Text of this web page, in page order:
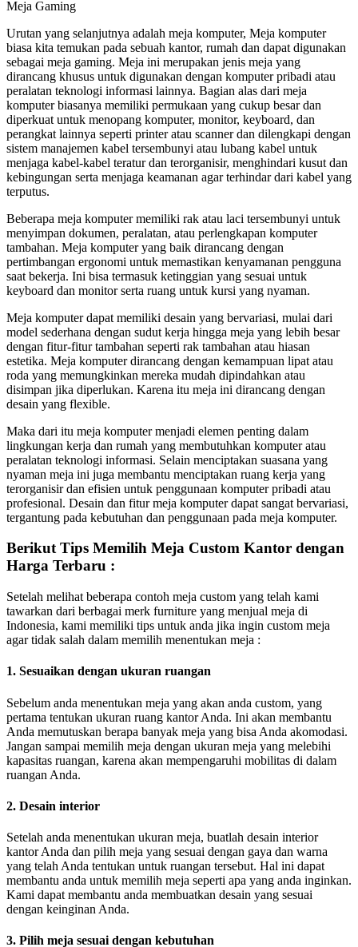
Meja Gaming
Urutan yang selanjutnya adalah meja komputer, Meja komputer
biasa kita temukan pada sebuah kantor, rumah dan dapat digunakan
sebagai meja gaming. Meja ini merupakan jenis meja yang
dirancang khusus untuk digunakan dengan komputer pribadi atau
peralatan teknologi informasi lainnya. Bagian alas dari meja
komputer biasanya memiliki permukaan yang cukup besar dan
diperkuat untuk menopang komputer, monitor, keyboard, dan
perangkat lainnya seperti printer atau scanner dan dilengkapi dengan
sistem manajemen kabel tersembunyi atau lubang kabel untuk
menjaga kabel-kabel teratur dan terorganisir, menghindari kusut dan
kebingungan serta menjaga keamanan agar terhindar dari kabel yang
terputus.
Beberapa meja komputer memiliki rak atau laci tersembunyi untuk
menyimpan dokumen, peralatan, atau perlengkapan komputer
tambahan. Meja komputer yang baik dirancang dengan
pertimbangan ergonomi untuk memastikan kenyamanan pengguna
saat bekerja. Ini bisa termasuk ketinggian yang sesuai untuk
keyboard dan monitor serta ruang untuk kursi yang nyaman.
Meja komputer dapat memiliki desain yang bervariasi, mulai dari
model sederhana dengan sudut kerja hingga meja yang lebih besar
dengan fitur-fitur tambahan seperti rak tambahan atau hiasan
estetika. Meja komputer dirancang dengan kemampuan lipat atau
roda yang memungkinkan mereka mudah dipindahkan atau
disimpan jika diperlukan. Karena itu meja ini dirancang dengan
desain yang flexible.
Maka dari itu meja komputer menjadi elemen penting dalam
lingkungan kerja dan rumah yang membutuhkan komputer atau
peralatan teknologi informasi. Selain menciptakan suasana yang
nyaman meja ini juga membantu menciptakan ruang kerja yang
terorganisir dan efisien untuk penggunaan komputer pribadi atau
profesional. Desain dan fitur meja komputer dapat sangat bervariasi,
tergantung pada kebutuhan dan penggunaan pada meja komputer.
Berikut Tips Memilih Meja Custom Kantor dengan
Harga Terbaru :
Setelah melihat beberapa contoh meja custom yang telah kami
tawarkan dari berbagai merk furniture yang menjual meja di
Indonesia, kami memiliki tips untuk anda jika ingin custom meja
agar tidak salah dalam memilih menentukan meja :
1. Sesuaikan dengan ukuran ruangan
Sebelum anda menentukan meja yang akan anda custom, yang
pertama tentukan ukuran ruang kantor Anda. Ini akan membantu
Anda memutuskan berapa banyak meja yang bisa Anda akomodasi.
Jangan sampai memilih meja dengan ukuran meja yang melebihi
kapasitas ruangan, karena akan mempengaruhi mobilitas di dalam
ruangan Anda.
2. Desain interior
Setelah anda menentukan ukuran meja, buatlah desain interior
kantor Anda dan pilih meja yang sesuai dengan gaya dan warna
yang telah Anda tentukan untuk ruangan tersebut. Hal ini dapat
membantu anda untuk memilih meja seperti apa yang anda inginkan.
Kami dapat membantu anda membuatkan desain yang sesuai
dengan keinginan Anda.
3. Pilih meja sesuai dengan kebutuhan